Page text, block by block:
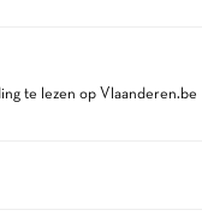
te lezen op Vlaanderen.be